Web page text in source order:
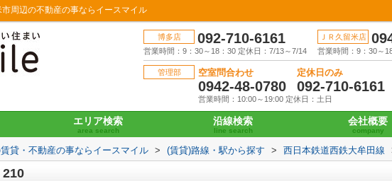
周辺の不動産の事ならイースマイル
博多店 092-710-6161
営業時間：9：30～18：30 定休日：7/13～7/14
ＪＲ久留米店
営業時間：9：30～
管理部 空室問合わせ
0942-48-0780
定休日のみ
092-710-6161
営業時間：10:00～19:00 定休日：土日
エリア検索
area search
沿線検索
line search
会社概要
company
貸・不動産の事ならイースマイル > (賃貸)路線・駅から探す > 西日本鉄道西鉄大牟田線